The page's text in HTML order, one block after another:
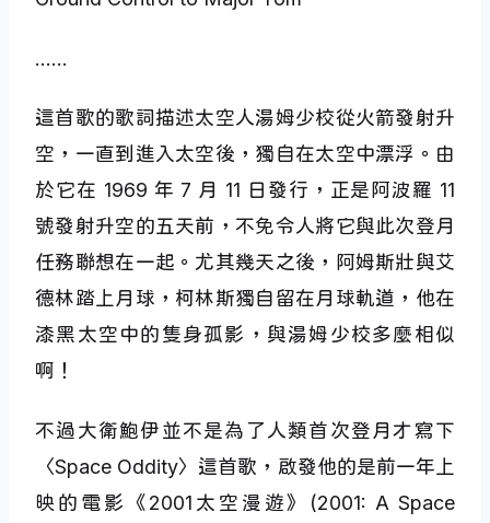
……
這首歌的歌詞描述太空人湯姆少校從火箭發射升
空，一直到進入太空後，獨自在太空中漂浮。由
於它在 1969 年 7 月 11 日發行，正是阿波羅 11
號發射升空的五天前，不免令人將它與此次登月
任務聯想在一起。尤其幾天之後，阿姆斯壯與艾
德林踏上月球，柯林斯獨自留在月球軌道，他在
漆黑太空中的隻身孤影，與湯姆少校多麼相似
啊！
不過大衛鮑伊並不是為了人類首次登月才寫下
〈Space Oddity〉這首歌，啟發他的是前一年上
映的電影《2001太空漫遊》(2001: A Space